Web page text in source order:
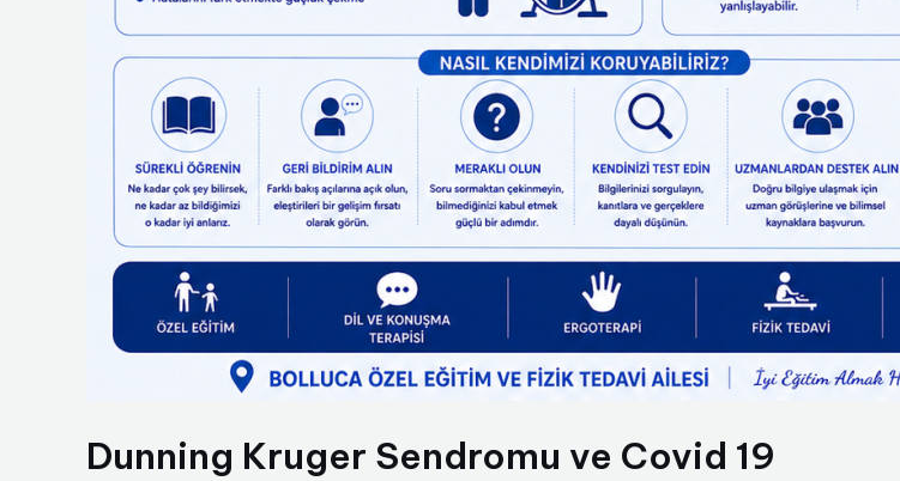
Dunning Kruger Sendromu ve Covid 19